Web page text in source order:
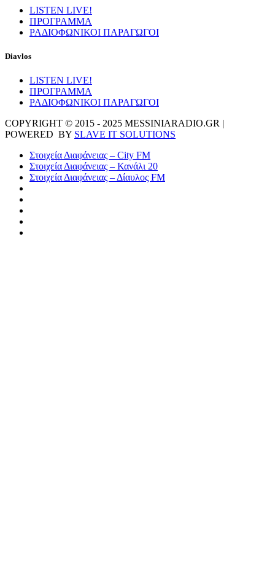
LISTEN LIVE!
ΠΡΟΓΡΑΜΜΑ
ΡΑΔΙΟΦΩΝΙΚΟΙ ΠΑΡΑΓΩΓΟΙ
Diavlos
LISTEN LIVE!
ΠΡΟΓΡΑΜΜΑ
ΡΑΔΙΟΦΩΝΙΚΟΙ ΠΑΡΑΓΩΓΟΙ
COPYRIGHT © 2015 - 2025 MESSINIARADIO.GR |
POWERED BY SLAVE IT SOLUTIONS
Στοιχεία Διαφάνειας – City FM
Στοιχεία Διαφάνειας – Κανάλι 20
Στοιχεία Διαφάνειας – Δίαυλος FM